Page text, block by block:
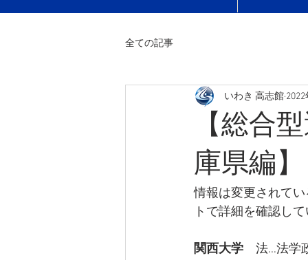
全ての記事
【総合
庫県編】
いわき 高志館
情報は変更されて
トで詳細を確認し
関西大学 法…法学